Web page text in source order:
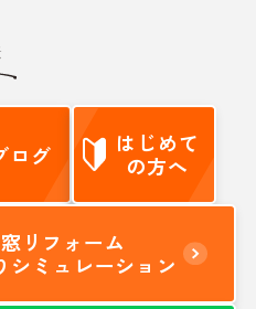
ログ
はじめて
の方へ
窓リフォーム
シミュレーション